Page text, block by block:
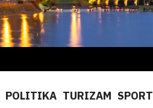
POLITIKA TURIZAM SPORT